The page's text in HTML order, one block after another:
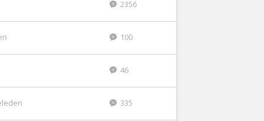
2356
100
46
335